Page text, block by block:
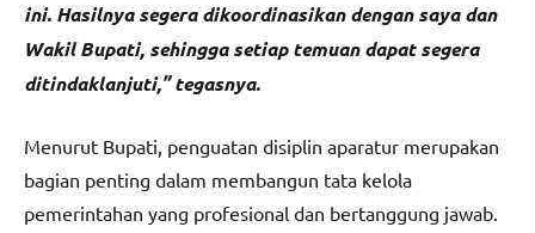
ini. Hasilnya segera dikoordinasikan dengan saya dan
Wakil Bupati, sehingga setiap temuan dapat segera
ditindaklanjuti,” tegasnya.
Menurut Bupati, penguatan disiplin aparatur merupakan
bagian penting dalam membangun tata kelola
pemerintahan yang profesional dan bertanggung jawab.